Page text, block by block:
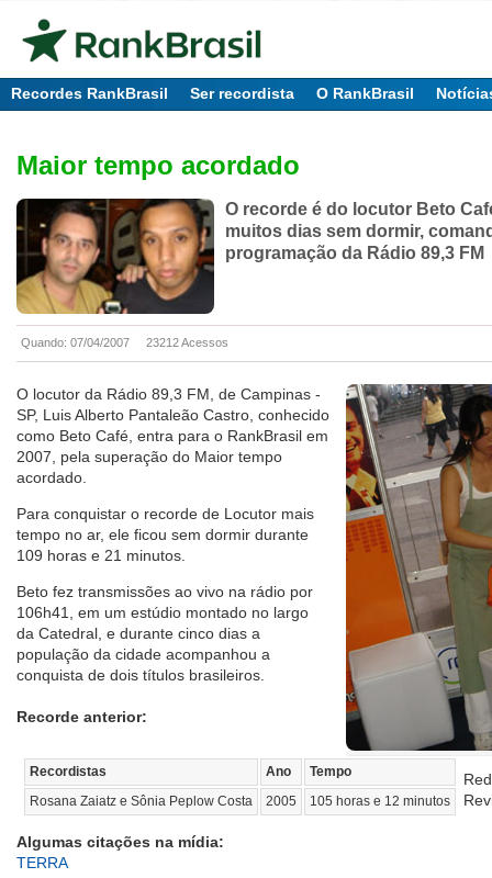
Recordes RankBrasil Ser recordista O RankBrasil
Maior tempo acordado
O recorde é do locutor Beto
muitos dias sem dormir,
programação da Rádio 89,3 FM
Quando: 07/04/2007 23212 Acessos
O locutor da Rádio 89,3 FM, de Campinas -
SP, Luis Alberto Pantaleão Castro, conhecido
como Beto Café, entra para o RankBrasil em
2007, pela superação do Maior tempo
acordado.
Para conquistar o recorde de Locutor mais
tempo no ar, ele ficou sem dormir durante
109 horas e 21 minutos.
Beto fez transmissões ao vivo na rádio por
106h41, em um estúdio montado no largo
da Catedral, e durante cinco dias a
população da cidade acompanhou a
conquista de dois títulos brasileiros.
Recorde anterior:
Recordistas Ano
Tempo
Rosana Zaiatz e Sônia Peplow Costa
2005 105 horas e 12 minutos
Algumas citações na mídia:
TERRA